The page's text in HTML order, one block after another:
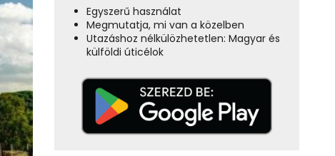
Egyszerű használat
Megmutatja, mi van a közelben
Utazáshoz nélkülözhetetlen: Magyar és
külföldi úticélok